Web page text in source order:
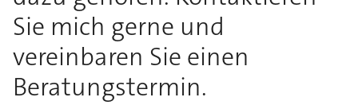
Sie mich gerne und
vereinbaren Sie einen
Beratungstermin.